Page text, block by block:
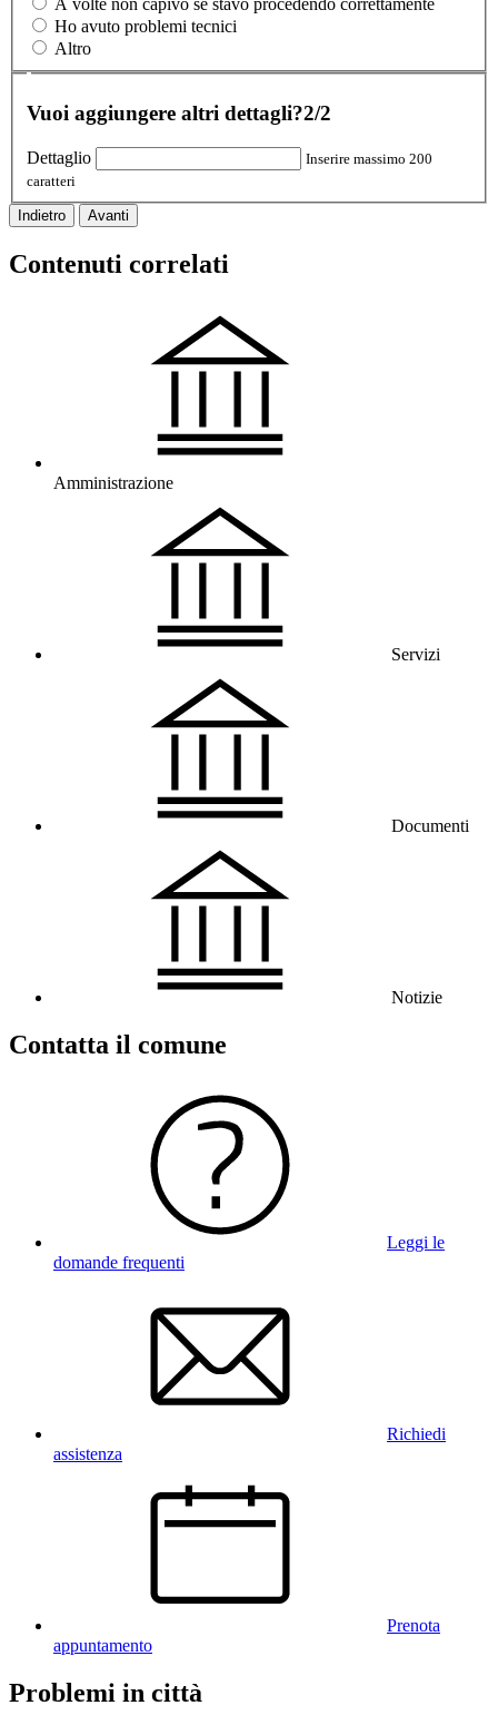
Ho avuto problemi tecnici
Altro
Vuoi aggiungere altri dettagli?2/2
Dettaglio
Inserire massimo 200
caratteri
Indietro Avanti
Contenuti correlati
Amministrazione
Servizi
Documenti
Notizie
Contatta il comune
Leggi le
domande frequenti
Richiedi
assistenza
Prenota
appuntamento
Problemi in città